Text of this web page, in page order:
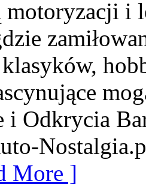
motoryzacji i
i Odkrycia
More ]